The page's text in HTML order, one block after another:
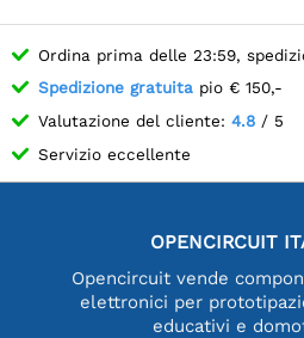
Ordina prima delle 23:59,
Spedizione gratuita pio € 150,-
Valutazione del cliente: 4.8 / 5
Servizio eccellente
OPENCIRCUIT
Opencircuit vende
elettronici per
educativi e